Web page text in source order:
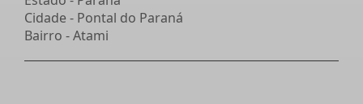
Cidade - Pontal do Paraná
Bairro -Atami